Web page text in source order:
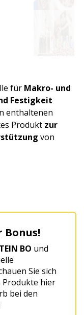
für Makro- und
Festigkeit
enthaltenen
Produkt zur
von
BO und
Sie sich
hier
bei den